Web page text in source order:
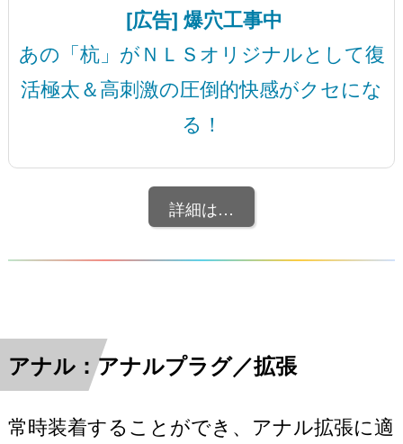
[広告] 爆穴工事中
あの「杭」がＮＬＳオリジナルとして復
活極太＆高刺激の圧倒的快感がクセにな
る！
詳細は…
アナル：アナルプラグ／拡張
常時装着することができ、アナル拡張に適